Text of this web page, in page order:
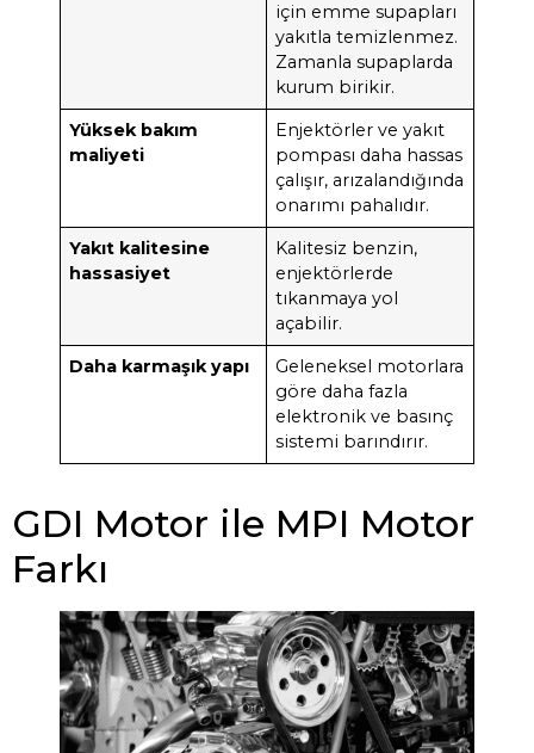
için emme supapları
yakıtla temizlenmez.
Zamanla supaplarda
kurum birikir.
Yüksek bakım
maliyeti
Enjektörler ve yakıt
pompası daha hassas
çalışır, arızalandığında
onarımı pahalıdır.
Yakıt kalitesine
hassasiyet
Kalitesiz benzin,
enjektörlerde
tıkanmaya yol
açabilir.
Daha karmaşık yapı
Geleneksel motorlara
göre daha fazla
elektronik ve basınç
sistemi barındırır.
GDI Motor ile MPI Motor
Farkı